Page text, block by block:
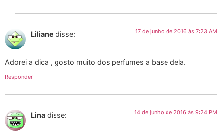
Liliane disse: 17 de junho de 2016 às 7:23 AM
Adorei a dica , gosto muito dos perfumes a base dela.
Responder
Lina disse: 14 de junho de 2016 às 9:24 PM